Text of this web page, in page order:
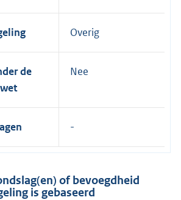
Overig
de
Nee
of bevoegdheid
is gebaseerd